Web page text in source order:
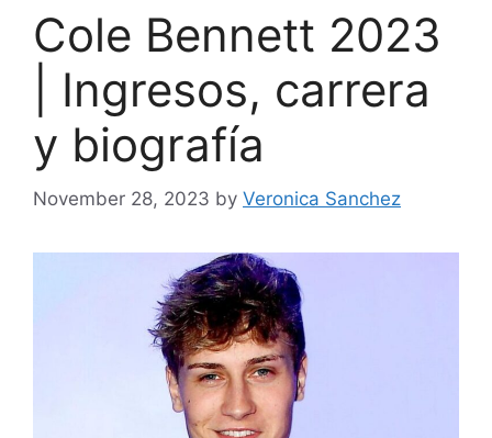
Cole Bennett 2023
| Ingresos, carrera
y biografía
November 28, 2023 by Veronica Sanchez